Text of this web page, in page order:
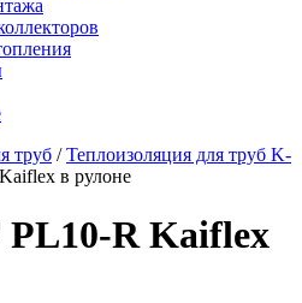
труб / Теплоизоляция для труб K-
в рулоне
PL10-R Kaiflex